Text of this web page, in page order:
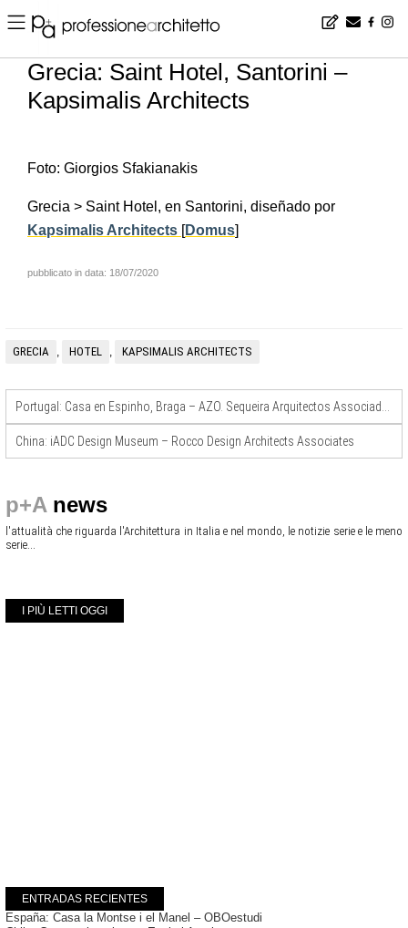
Home ▪ news ▪ es ▪ Grecia: Saint Hotel, Santorini – Kapsimalis Architects
Grecia: Saint Hotel, Santorini –
Kapsimalis Architects
Foto: Giorgios Sfakianakis
Grecia > Saint Hotel, en Santorini, diseñado por
Kapsimalis Architects [Domus]
pubblicato in data: 18/07/2020
GRECIA , HOTEL , KAPSIMALIS ARCHITECTS
China: iADC Design Museum – Rocco Design Architects Associates
p+A news
l'attualità che riguarda l'Architettura in Italia e nel mondo, le notizie serie e le meno
serie...
I PIÙ LETTI OGGI
ENTRADAS RECIENTES
España: Casa la Montse i el Manel – OBOestudi